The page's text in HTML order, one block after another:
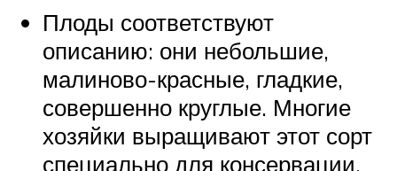
Плоды соответствуют
описанию: они небольшие,
малиново-красные, гладкие,
совершенно круглые. Многие
хозяйки выращивают этот сорт
специально для консервации.